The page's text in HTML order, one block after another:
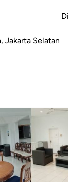
Jakarta Selatan